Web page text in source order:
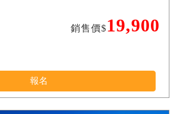
銷售價$19,900
報名